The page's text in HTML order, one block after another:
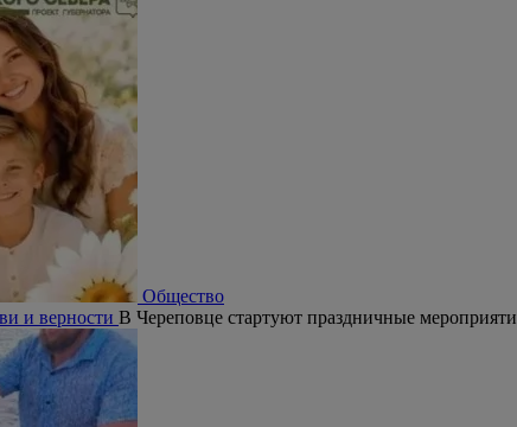
Общество
и верности В Череповце стартуют праздничные